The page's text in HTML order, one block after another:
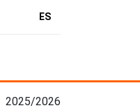
ES
2025/2026